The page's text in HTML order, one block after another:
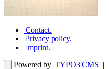
Contact.
Privacy policy.
Imprint.
Powered by TYPO3 CMS |